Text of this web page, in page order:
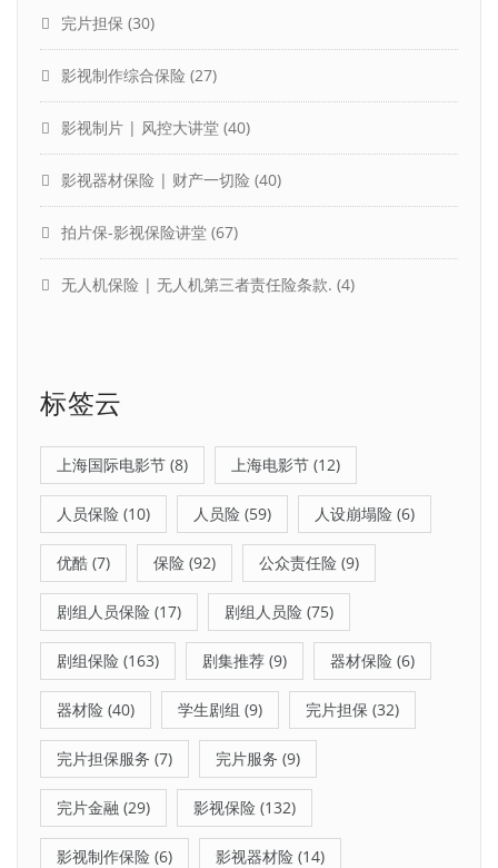
完片担保 (30)
影视制作综合保险 (27)
影视制片 | 风控大讲堂 (40)
影视器材保险 | 财产一切险 (40)
拍片保-影视保险讲堂 (67)
无人机保险 | 无人机第三者责任险条款. (4)
标签云
上海国际电影节 (8) 上海电影节 (12)
人员保险 (10) 人员险 (59) 人设崩塌险 (6)
优酷 (7) 保险 (92) 公众责任险 (9)
剧组人员保险 (17) 剧组人员险 (75)
剧组保险 (163) 剧集推荐 (9) 器材保险 (6)
器材险 (40) 学生剧组 (9) 完片担保 (32)
完片担保服务 (7) 完片服务 (9)
完片金融 (29) 影视保险 (132)
影视制作保险 (6) 影视器材险 (14)